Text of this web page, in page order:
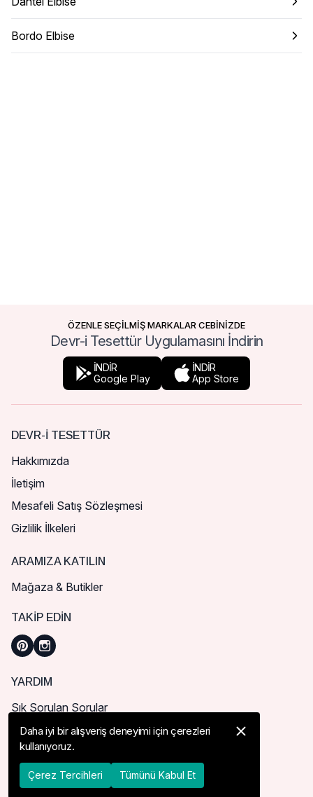
Bordo Elbise
ÖZENLE SEÇİLMİŞ MARKALAR CEBİNİZDE
Devr-i Tesettür Uygulamasını İndirin
İNDİR
Google Play
İNDİR
App Store
DEVR-I TESETTÜR
Hakkımızda
İletişim
Mesafeli Satış Sözleşmesi
Gizlilik İlkeleri
ARAMIZA KATILIN
Mağaza & Butikler
TAKIP EDIN
YARDIM
Sık Sorulan Sorular
Nasıl Sipariş Verebilirim?
Kargo ve Teslimat
İade, İptal ve Değişim
Daha iyi bir alışveriş deneyimi için çerezleri
kullanıyoruz.
Çerez Tercihleri Tümünü Kabul Et